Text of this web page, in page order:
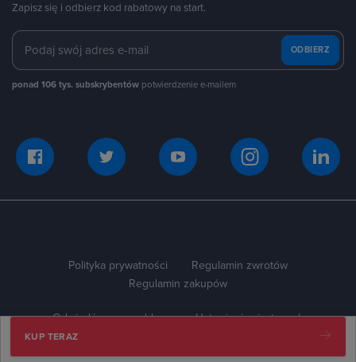
KUP TERAZ
Zapisz się i odbierz kod rabatowy na start.
ODBIERZ
ponad 106 tys. subskrybentów potwierdzenie e-mailem
Polityka prywatności
Regulamin zwrotów
Regulamin zakupów
Odwiedź naszego bloga Ustawienia ciasteczek